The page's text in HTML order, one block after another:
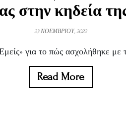
στην κηδεία
23 ΝΟΕΜΒΡΙΟΥ, 2022
για το πώς ασχολήθηκε με
Read More